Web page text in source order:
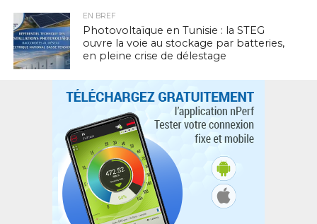
EN BREF
Photovoltaïque en Tunisie : la STEG
ouvre la voie au stockage par batteries,
en pleine crise de délestage